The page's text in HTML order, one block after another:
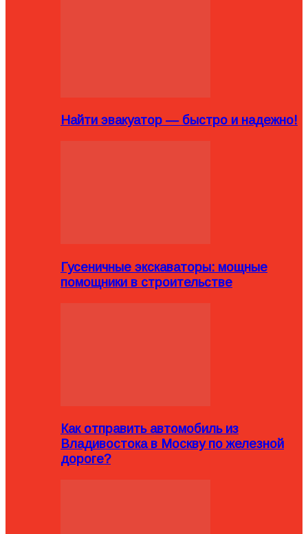
Найти эвакуатор — быстро и надежно!
Гусеничные экскаваторы: мощные
помощники в строительстве
Как отправить автомобиль из
Владивостока в Москву по железной
дороге?